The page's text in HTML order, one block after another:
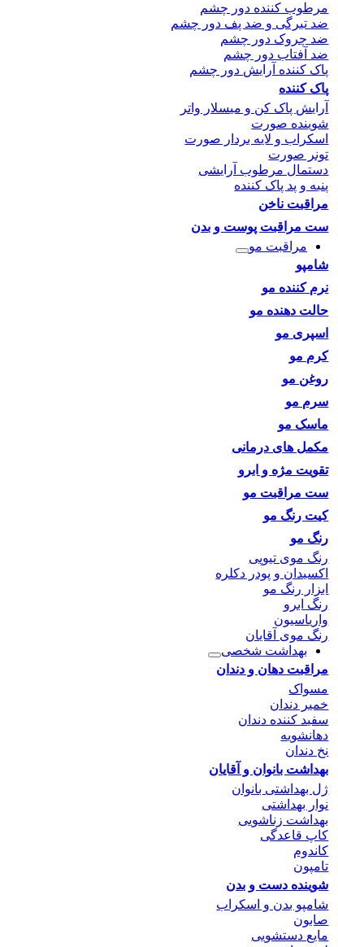
مرطوب کننده دور چشم
ضد تیرگی و ضد پف دور چشم
ضد چروک دور چشم
ضد آفتاب دور چشم
پاک کننده آرایش دور چشم
پاک کننده
آرایش پاک کن و میسلار واتر
شوینده صورت
اسکراب و لایه بردار صورت
تونر صورت
دستمال مرطوب آرایشی
پنبه و پد پاک کننده
مراقبت ناخن
ست مراقبت پوست و بدن
مراقبت مو
شامپو
نرم کننده مو
حالت دهنده مو
اسپری مو
کرم مو
روغن مو
سرم مو
ماسک مو
مکمل های درمانی
تقویت مژه و ابرو
ست مراقبت مو
کیت رنگ مو
رنگ مو
رنگ موی تیوپی
اکسیدان و پودر دکلره
ابزار رنگ مو
رنگ ابرو
واریاسیون
رنگ موی آقایان
بهداشت شخصی
مراقبت دهان و دندان
مسواک
خمیر دندان
سفید کننده دندان
دهانشویه
نخ دندان
بهداشت بانوان و آقایان
ژل بهداشتی بانوان
نوار بهداشتی
بهداشت زناشویی
کاپ قاعدگی
کاندوم
تامپون
شوینده دست و بدن
شامپو بدن و اسکراب
صابون
مایع دستشویی